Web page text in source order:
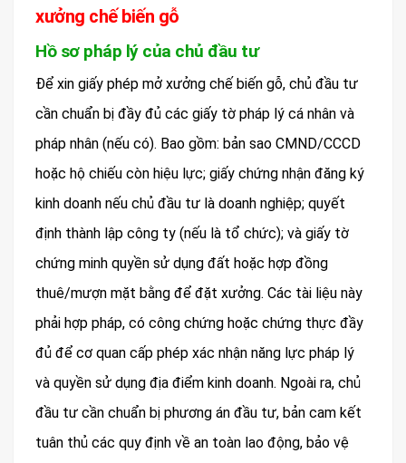
xưởng chế biến gỗ
Hồ sơ pháp lý của chủ đầu tư
Để xin giấy phép mở xưởng chế biến gỗ, chủ đầu tư
cần chuẩn bị đầy đủ các giấy tờ pháp lý cá nhân và
pháp nhân (nếu có). Bao gồm: bản sao CMND/CCCD
hoặc hộ chiếu còn hiệu lực; giấy chứng nhận đăng ký
kinh doanh nếu chủ đầu tư là doanh nghiệp; quyết
định thành lập công ty (nếu là tổ chức); và giấy tờ
chứng minh quyền sử dụng đất hoặc hợp đồng
thuê/mượn mặt bằng để đặt xưởng. Các tài liệu này
phải hợp pháp, có công chứng hoặc chứng thực đầy
đủ để cơ quan cấp phép xác nhận năng lực pháp lý
và quyền sử dụng địa điểm kinh doanh. Ngoài ra, chủ
đầu tư cần chuẩn bị phương án đầu tư, bản cam kết
tuân thủ các quy định về an toàn lao động, bảo vệ